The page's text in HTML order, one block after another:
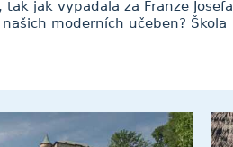
jak vypadala za Franze Josefa
moderních učeben? Škola